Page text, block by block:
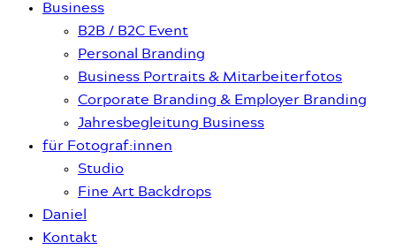
Business
B2B / B2C Event
Personal Branding
Business Portraits & Mitarbeiterfotos
Corporate Branding & Employer Branding
Jahresbegleitung Business
für Fotograf:innen
Studio
Fine Art Backdrops
Daniel
Kontakt